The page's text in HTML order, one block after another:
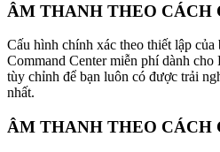
ÂM THANH THEO CÁCH
Cấu hình chính xác theo thiết lập
Command Center miễn phí dành
tùy chỉnh để bạn luôn có được trải
nhất.
ÂM THANH THEO CÁCH